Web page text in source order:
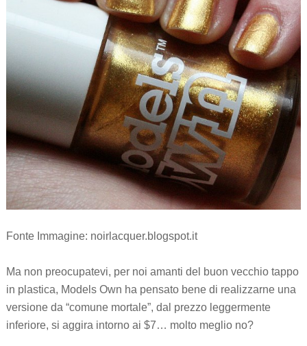
Fonte Immagine: noirlacquer.blogspot.it
Ma non preocupatevi, per noi amanti del buon vecchio tappo
in plastica, Models Own ha pensato bene di realizzarne una
versione da “comune mortale”, dal prezzo leggermente
inferiore, si aggira intorno ai $7… molto meglio no?